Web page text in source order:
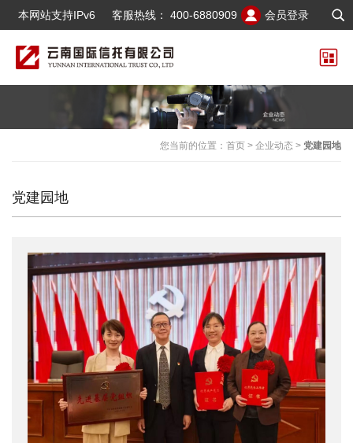
会员登录
客服热线： 400-6880909
本网站支持IPv6
您当前的位置： 首页 > 企业动态 > 党建园地
党建园地